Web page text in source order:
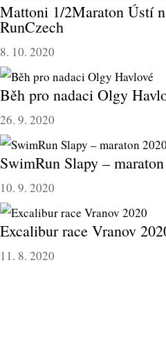
Mattoni 1/2Maraton Ústí
RunCzech
8. 10. 2020
Běh pro nadaci Olgy
26. 9. 2020
SwimRun Slapy –
10. 9. 2020
Excalibur race Vranov
11. 8. 2020